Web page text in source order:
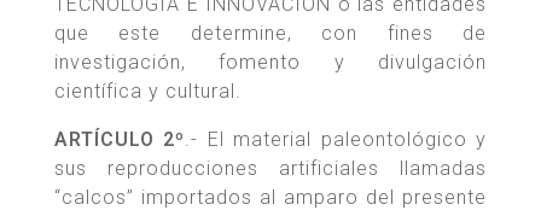
que este determine, con fines de
investigación, fomento y divulgación
científica y cultural.
ARTÍCULO 2º .- El material paleontológico y
sus reproducciones artificiales llamadas
“calcos” importados al amparo del presente